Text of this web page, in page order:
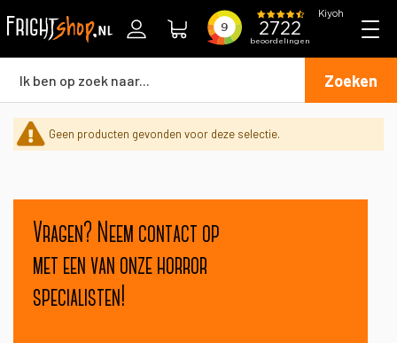
Zoeken
Geen producten gevonden voor deze selectie.
Vragen? Neem contact op
met een van onze horror
specialisten!